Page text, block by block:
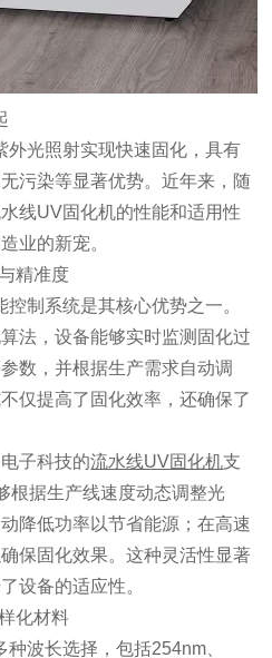
光照射实现快速固化，具有
污染等显著优势。近年来，随
线UV固化机的性能和适用性
业的新宠。
精准度
制系统是其核心优势之一。
法，设备能够实时监测固化过
数，并根据生产需求自动调
仅提高了固化效率，还确保了
子科技的流水线UV固化机支
根据生产线速度动态调整光
降低功率以节省能源；在高速
保固化效果。这种灵活性显著
设备的适应性。
化材料
波长选择，包括254nm、